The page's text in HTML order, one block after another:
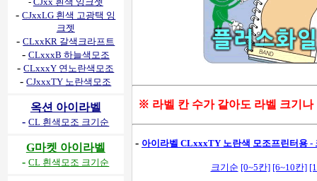
-CJxxLG 흰색 고광택 잉
크젯
-CLxxKR 갈색크라프트
- CLxxxB 하늘색모조
-CLxxxY 연노란색모조
-CJxxxTY 노란색모조
옥션 아이라벨
-CL 흰색모조 크기순
G마켓 아이라벨
-CL 흰색모조 크기순
※ 라벨 칸 수가 같아도 라벨 크기나
- 아이라벨 CLxxxTY 노란색 모조프린터용 -
크기순 [0~5칸] [6~10칸]